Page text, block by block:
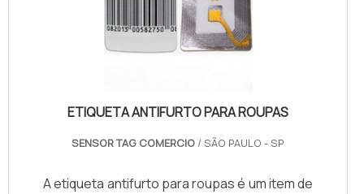
ETIQUETA ANTIFURTO PARA ROUPAS
SENSOR TAG COMERCIO / SÃO PAULO - SP
A etiqueta antifurto para roupas é um item de